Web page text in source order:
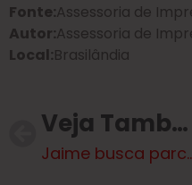
Fonte:Assessoria de
Autor:Assessoria de
Local:Brasilândia
Veja Também
Jaime busca